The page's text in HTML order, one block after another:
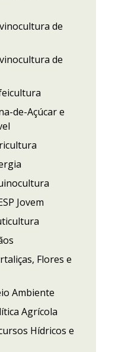
de
de
de-Açúcar e
Jovem
Flores e
Ambiente
Agrícola
Hídricos e